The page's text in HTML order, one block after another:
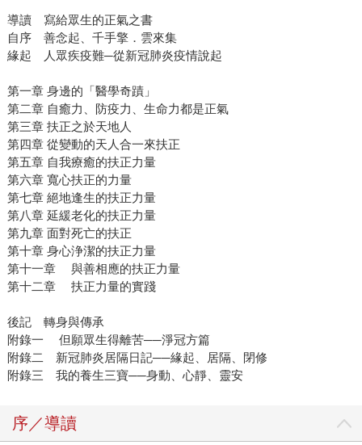
導讀 寫給眾生的正氣之書
自序 善念起、千手擎．雲來集
緣起 人眾疾疫難─從新冠肺炎疫情說起
第一章 身邊的「醫學奇蹟」
第二章 自癒力、防疫力、生命力都是正氣
第三章 扶正之於天地人
第四章 從變動的天人合一來扶正
第五章 自我療癒的扶正力量
第六章 寬心扶正的力量
第七章 絕地逢生的扶正力量
第八章 延緩老化的扶正力量
第九章 面對死亡的扶正
第十章 身心浄潔的扶正力量
第十一章 與善相應的扶正力量
第十二章 扶正力量的實踐
後記 轉身與傳承
附錄一 但願眾生得離苦──淨冠方篇
附錄二 新冠肺炎居隔日記──緣起、居隔、閉修
附錄三 我的養生三寶──身動、心靜、靈安
序／導讀